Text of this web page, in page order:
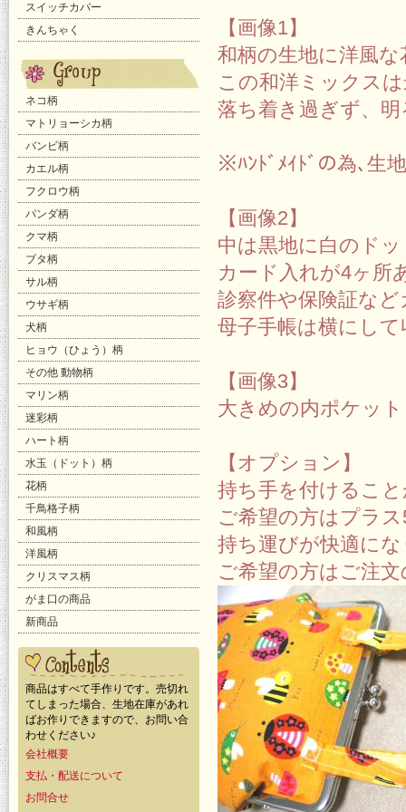
スイッチカバー
きんちゃく
ネコ柄
マトリョーシカ柄
バンビ柄
カエル柄
フクロウ柄
パンダ柄
クマ柄
ブタ柄
サル柄
ウサギ柄
犬柄
ヒョウ（ひょう）柄
その他 動物柄
マリン柄
迷彩柄
ハート柄
水玉（ドット）柄
花柄
千鳥格子柄
和風柄
洋風柄
クリスマス柄
がま口の商品
新商品
商品はすべて手作りです。売切れ
てしまった場合、生地在庫があれ
ばお作りできますので、お問い合
わせください♪
会社概要
支払・配送について
お問合せ
【画像1】
和柄の生地に洋風
この和洋ミックス
落ち着き過ぎず、
※ﾊﾝﾄﾞﾒｲﾄﾞの為､生
【画像2】
中は黒地に白のド
カード入れが4ヶ所
診察件や保険証な
母子手帳は横にし
【画像3】
大きめの内ポケッ
【オプション】
持ち手を付けるこ
ご希望の方はプラ
持ち運びが快適に
ご希望の方はご注